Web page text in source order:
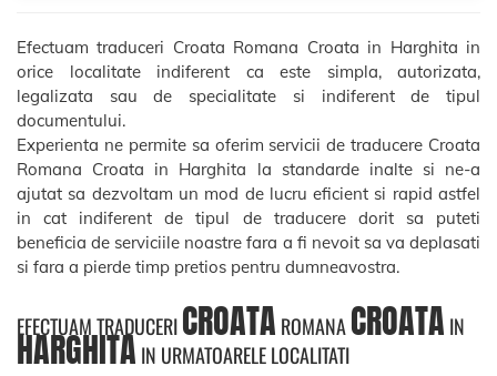
Efectuam traduceri Croata Romana Croata in Harghita in
orice localitate indiferent ca este simpla, autorizata,
legalizata sau de specialitate si indiferent de tipul
documentului.
Experienta ne permite sa oferim servicii de traducere Croata
Romana Croata in Harghita la standarde inalte si ne-a
ajutat sa dezvoltam un mod de lucru eficient si rapid astfel
in cat indiferent de tipul de traducere dorit sa puteti
beneficia de serviciile noastre fara a fi nevoit sa va deplasati
si fara a pierde timp pretios pentru dumneavostra.
EFECTUAM TRADUCERICROATA ROMANACROATA IN
HARGHITAIN URMATOARELE LOCALITATI